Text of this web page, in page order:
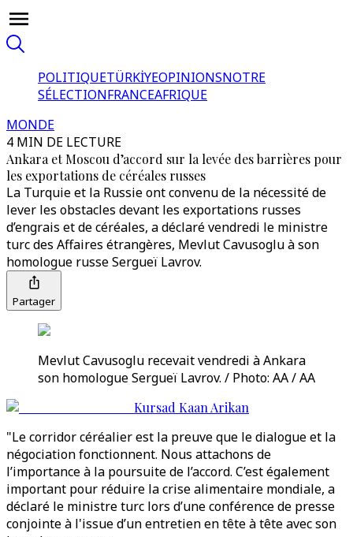
POLITIQUETÜRKİYEOPINIONSNOTRE
SÉLECTIONFRANCEAFRIQUE
MONDE
4 MIN DE LECTURE
Ankara et Moscou d’accord sur la levée des barrières pour
les exportations de céréales russes
La Turquie et la Russie ont convenu de la nécessité de
lever les obstacles devant les exportations russes
d’engrais et de céréales, a déclaré vendredi le ministre
turc des Affaires étrangères, Mevlut Cavusoglu à son
homologue russe Sergueï Lavrov.
Partager
Mevlut Cavusoglu recevait vendredi à Ankara
son homologue Sergueï Lavrov. / Photo: AA / AA
Kursad Kaan Arikan
"Le corridor céréalier est la preuve que le dialogue et la
négociation fonctionnent. Nous attachons de
l’importance à la poursuite de l’accord. C’est également
important pour réduire la crise alimentaire mondiale, a
déclaré le ministre turc lors d’une conférence de presse
conjointe à l'issue d’un entretien en tête à tête avec son